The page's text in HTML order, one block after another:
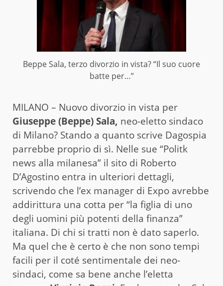
Beppe Sala, terzo divorzio in vista? “Il suo cuore
batte per…”
MILANO – Nuovo divorzio in vista per
Giuseppe (Beppe) Sala, neo-eletto sindaco
di Milano? Stando a quanto scrive Dagospia
parrebbe proprio di sì. Nelle sue “Politk
news alla milanesa” il sito di Roberto
D’Agostino entra in ulteriori dettagli,
scrivendo che l’ex manager di Expo avrebbe
addirittura una cotta per “la figlia di uno
degli uomini più potenti della finanza”
italiana. Di chi si tratti non è dato saperlo.
Ma quel che è certo è che non sono tempi
facili per il coté sentimentale dei neo-
sindaci, come sa bene anche l’eletta